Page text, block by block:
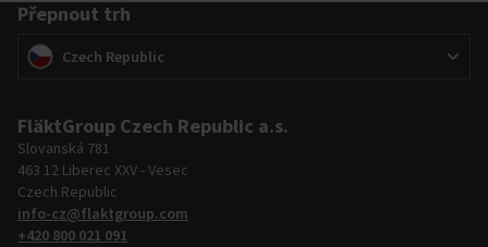
Přepnout trh
Přepnout trh
(Czech Republic
FläktGroup Czech Republic a.s.
Slovanská 781
463 12 Liberec XXV - Vesec
Czech Republic
info-cz@flaktgroup.com
+420 800 021 091